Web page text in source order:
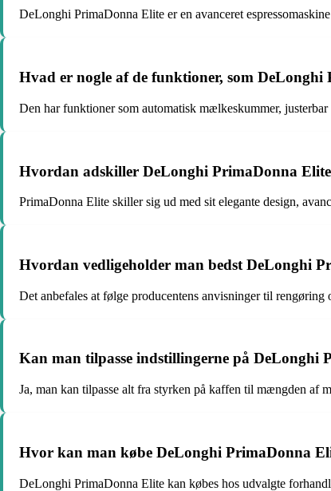
DeLonghi PrimaDonna Elite er en avanceret
Hvad er nogle af de funktioner, som
Den har funktioner som automatisk mælkeskummer,
Hvordan adskiller DeLonghi PrimaDonna
PrimaDonna Elite skiller sig ud med sit elegante design,
Hvordan vedligeholder man bedst DeLonghi
Det anbefales at følge producentens anvisninger til
Kan man tilpasse indstillingerne på DeLonghi
Ja, man kan tilpasse alt fra styrken på kaffen til mængden af
Hvor kan man købe DeLonghi PrimaDonna
DeLonghi PrimaDonna Elite kan købes hos udvalgte